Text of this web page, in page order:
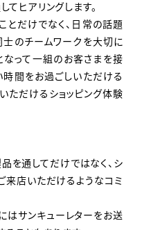
てヒアリングします。
とだけでなく、日常の話題
士のチームワークを大切に
なって一組のお客さまを接
時間をお過ごしいただける
ただけるショッピング体験
を通してだけではなく、シ
来店いただけるようなコミ
はサンキューレターをお送